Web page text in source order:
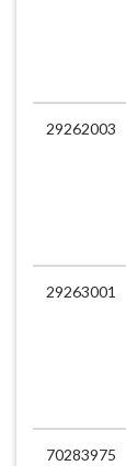
29262003
29263001
70283975